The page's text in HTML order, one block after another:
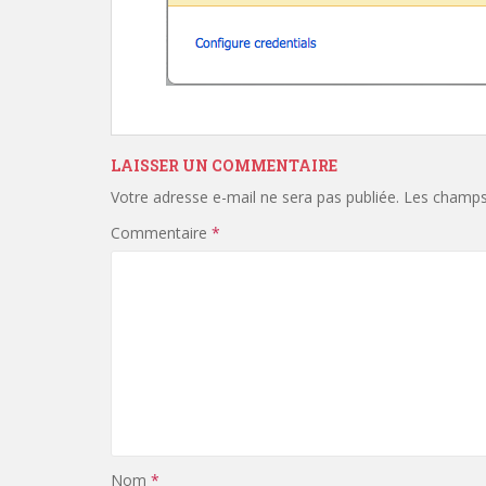
LAISSER UN COMMENTAIRE
Votre adresse e-mail ne sera pas publiée. Les
Commentaire *
Nom *